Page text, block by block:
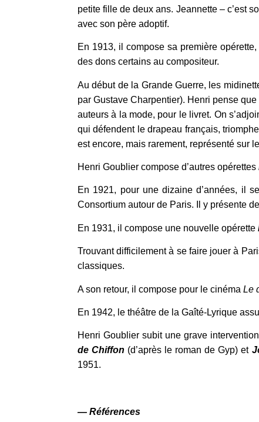
petite fille de deux ans. Jeannette – c’est
avec son père adoptif.
En 1913, il compose sa première opérette,
des dons certains au compositeur.
Au début de la Grande Guerre, les
par Gustave Charpentier). Henri pense
auteurs à la mode, pour le livret. On
qui défendent le drapeau français,
est encore, mais rarement, représenté sur
Henri Goublier compose d’autres opérettes
En 1921, pour une dizaine d’années, il
Consortium autour de Paris. Il y présente
En 1931, il compose une nouvelle opérette
Trouvant difficilement à se faire jouer à
classiques.
A son retour, il compose pour le cinéma Le
En 1942, le théâtre de la Gaîté-Lyrique
Henri Goublier subit une grave
de Chiffon (d’après le roman de Gyp) et
1951.
— Références